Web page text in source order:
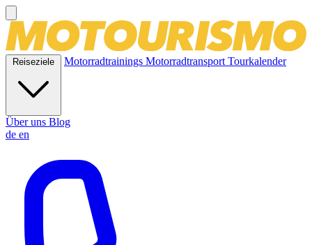
Reiseziele Motorradtrainings MotorradtransportTourkalender
Über uns Blog
de en